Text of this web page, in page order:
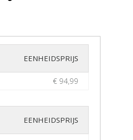
EENHEIDSPRIJS
€ 94,99
EENHEIDSPRIJS